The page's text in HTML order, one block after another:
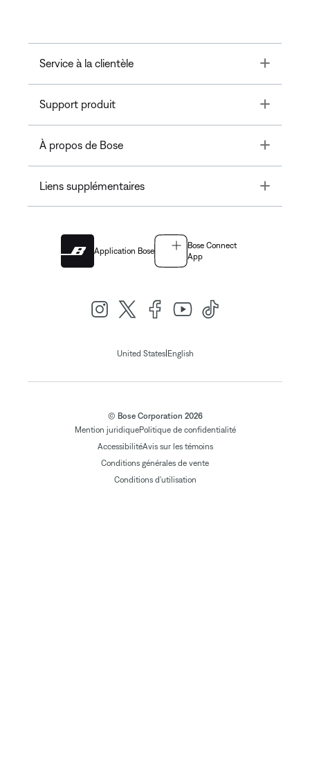
Service à la clientèle Toggle
Support produit Toggle
À propos de Bose Toggle
Liens supplémentaires Toggle
Application Bose
Bose Connect
App
United States| English
© Bose Corporation 2026
Mention juridiquePolitique de confidentialité
AccessibilitéAvis sur les témoins
Conditions générales de vente
Conditions d'utilisation